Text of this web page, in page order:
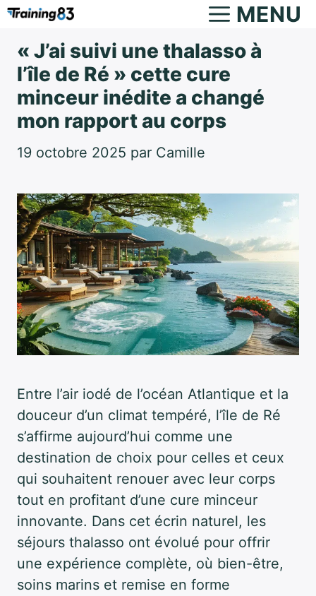
Aller
contenu
MENU
« J’ai suivi une thalasso à
l’île de Ré » cette cure
minceur inédite a changé
mon rapport au corps
19 octobre 2025 par Camille
Entre l’air iodé de l’océan Atlantique et la
douceur d’un climat tempéré, l’île de Ré
s’affirme aujourd’hui comme une
destination de choix pour celles et ceux
qui souhaitent renouer avec leur corps
tout en profitant d’une cure minceur
innovante. Dans cet écrin naturel, les
séjours thalasso ont évolué pour offrir
une expérience complète, où bien-être,
soins marins et remise en forme